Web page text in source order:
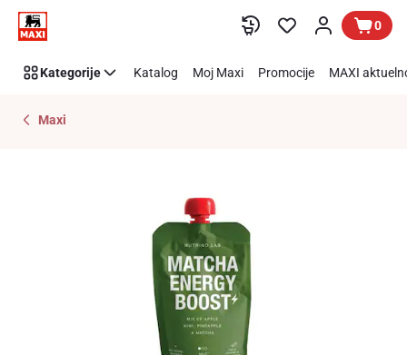
Preskoči link 0
Kategorije Katalog Moj Maxi Promocije MAXI
Maxi